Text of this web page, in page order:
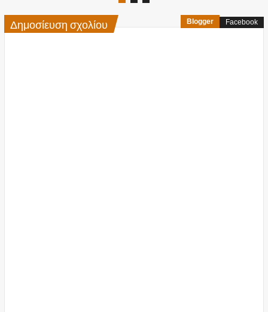
Δημοσίευση σχολίου Blogger Facebook